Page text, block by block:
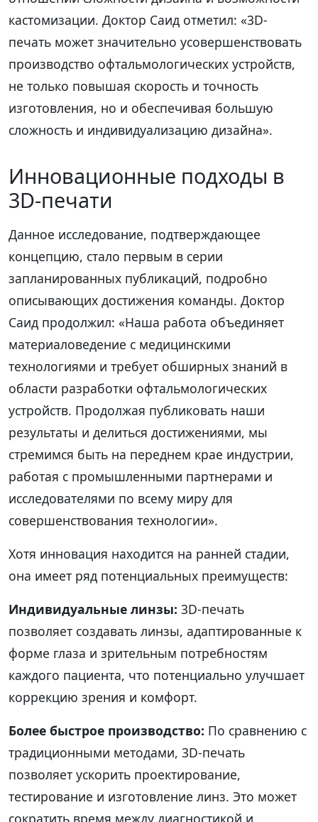
кастомизации. Доктор Саид отметил: «3D-
печать может значительно усовершенствовать
производство офтальмологических устройств,
не только повышая скорость и точность
изготовления, но и обеспечивая большую
сложность и индивидуализацию дизайна».
Инновационные подходы в
3D-печати
Данное исследование, подтверждающее
концепцию, стало первым в серии
запланированных публикаций, подробно
описывающих достижения команды. Доктор
Саид продолжил: «Наша работа объединяет
материаловедение с медицинскими
технологиями и требует обширных знаний в
области разработки офтальмологических
устройств. Продолжая публиковать наши
результаты и делиться достижениями, мы
стремимся быть на переднем крае индустрии,
работая с промышленными партнерами и
исследователями по всему миру для
совершенствования технологии».
Хотя инновация находится на ранней стадии,
она имеет ряд потенциальных преимуществ:
Индивидуальные линзы: 3D-печать
позволяет создавать линзы, адаптированные к
форме глаза и зрительным потребностям
каждого пациента, что потенциально улучшает
коррекцию зрения и комфорт.
Более быстрое производство: По сравнению с
традиционными методами, 3D-печать
позволяет ускорить проектирование,
тестирование и изготовление линз. Это может
сократить время между диагностикой и